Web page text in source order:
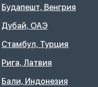
Будапешт, Венгрия
Дубай, ОАЭ
Стамбул, Турция
Рига, Латвия
Бали, Индонезия